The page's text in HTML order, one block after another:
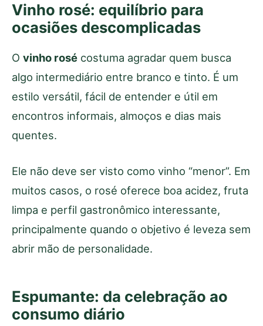
Vinho rosé: equilíbrio para
ocasiões descomplicadas
O vinho rosé costuma agradar quem busca
algo intermediário entre branco e tinto. É um
estilo versátil, fácil de entender e útil em
encontros informais, almoços e dias mais
quentes.
Ele não deve ser visto como vinho “menor”. Em
muitos casos, o rosé oferece boa acidez, fruta
limpa e perfil gastronômico interessante,
principalmente quando o objetivo é leveza sem
abrir mão de personalidade.
Espumante: da celebração ao
consumo diário